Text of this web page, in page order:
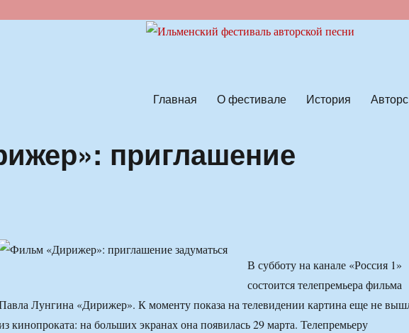
Главная О фестивале История
приглашение
В субботу на канале «Россия 1»
состоится телепремьера фильма
Лунгина «Дирижер». К моменту показа на телевидении картина еще не
кинопроката: на больших экранах она появилась 29 марта. Телепремьеру